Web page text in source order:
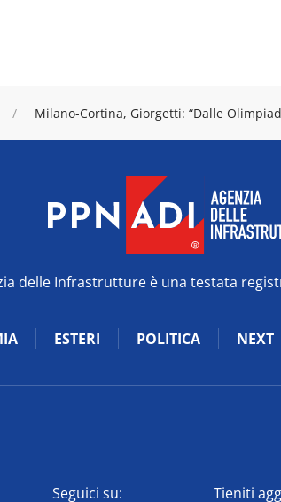
Milano-Cortina, Giorgetti: “Dalle
delle Infrastrutture è una testata
ESTERI POLITICA NEXT
Seguici su: Tieniti